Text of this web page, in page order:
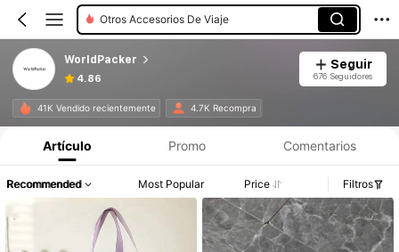
Otros Accesorios De Viaje
WorldPacker
4.86
Seguir
676 Seguidores
41K Vendido recientemente 4.7K Recompra
Artículo Promo Comentarios
Recommended Most Popular Price Filtros